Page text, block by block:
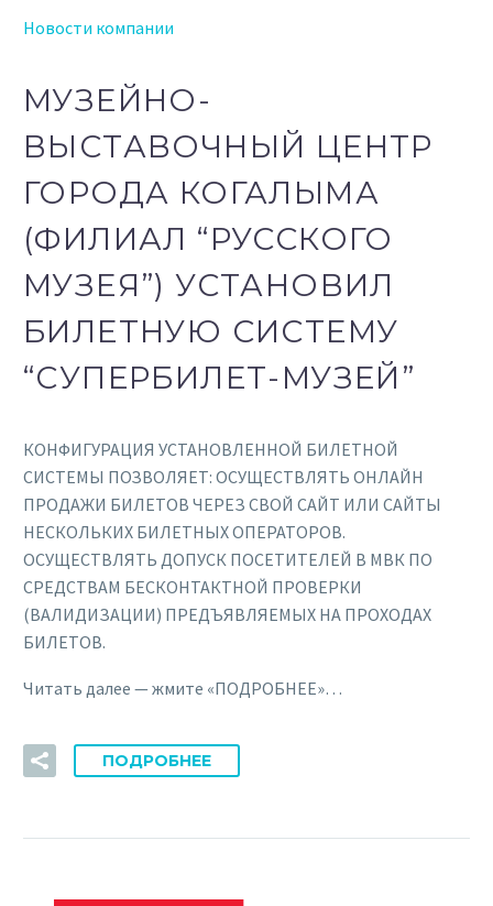
Новости компании
МУЗЕЙНО-
ВЫСТАВОЧНЫЙ ЦЕНТР
ГОРОДА КОГАЛЫМА
(ФИЛИАЛ “РУССКОГО
МУЗЕЯ”) УСТАНОВИЛ
БИЛЕТНУЮ СИСТЕМУ
“СУПЕРБИЛЕТ-МУЗЕЙ”
КОНФИГУРАЦИЯ УСТАНОВЛЕННОЙ БИЛЕТНОЙ
СИСТЕМЫ ПОЗВОЛЯЕТ: ОСУЩЕСТВЛЯТЬ ОНЛАЙН
ПРОДАЖИ БИЛЕТОВ ЧЕРЕЗ СВОЙ САЙТ ИЛИ САЙТЫ
НЕСКОЛЬКИХ БИЛЕТНЫХ ОПЕРАТОРОВ.
ОСУЩЕСТВЛЯТЬ ДОПУСК ПОСЕТИТЕЛЕЙ В МВК ПО
СРЕДСТВАМ БЕСКОНТАКТНОЙ ПРОВЕРКИ
(ВАЛИДИЗАЦИИ) ПРЕДЪЯВЛЯЕМЫХ НА ПРОХОДАХ
БИЛЕТОВ.
Читать далее — жмите «ПОДРОБНЕЕ»…
ПОДРОБНЕЕ